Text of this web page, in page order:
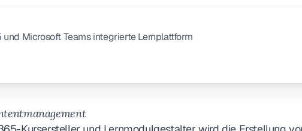
und Microsoft Teams integrierte Lernplattform